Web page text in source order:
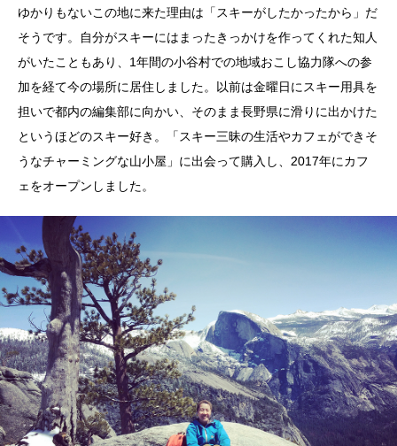
ゆかりもないこの地に来た理由は「スキーがしたかったから」だ
そうです。自分がスキーにはまったきっかけを作ってくれた知人
がいたこともあり、1年間の小谷村での地域おこし協力隊への参
加を経て今の場所に居住しました。以前は金曜日にスキー用具を
担いで都内の編集部に向かい、そのまま長野県に滑りに出かけた
というほどのスキー好き。「スキー三昧の生活やカフェができそ
うなチャーミングな山小屋」に出会って購入し、2017年にカフ
ェをオープンしました。